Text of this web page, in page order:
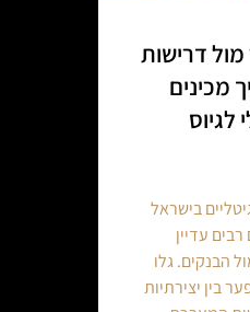
מול דרישות
מכינים
לגיוס
בישראל
עדיין
הבנקים. גלו
בין יצירתיות